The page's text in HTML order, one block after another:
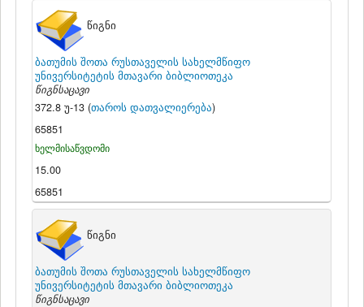
წიგნი
ბათუმის შოთა რუსთაველის სახელმწიფო
უნივერსიტეტის მთავარი ბიბლიოთეკა
წიგნსაცავი
372.8 უ-13 (თაროს დათვალიერება)
65851
ხელმისაწვდომი
15.00
65851
წიგნი
ბათუმის შოთა რუსთაველის სახელმწიფო
უნივერსიტეტის მთავარი ბიბლიოთეკა
წიგნსაცავი